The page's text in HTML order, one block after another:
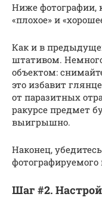
Ниже фотографии,
«плохое» и
Как и в
штативом.
объектом:
это избавит
от паразитных
ракурсе предмет
выигрышно.
Наконец,
Шаг #2.